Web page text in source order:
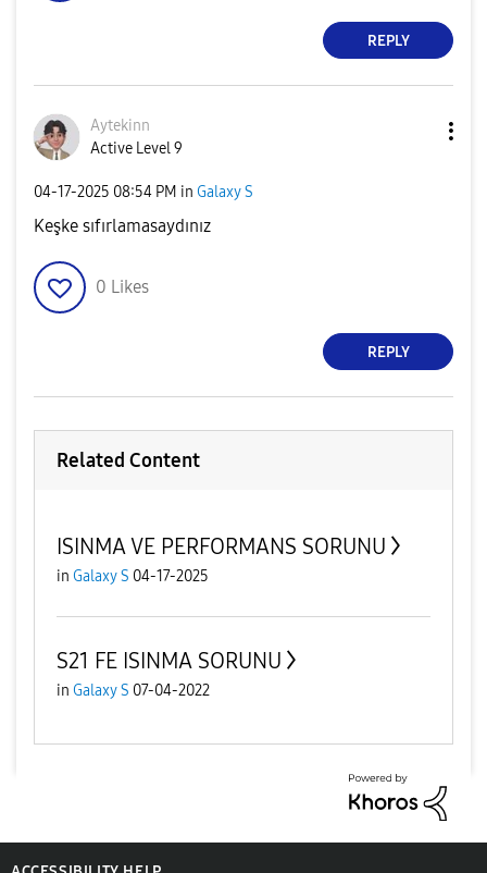
REPLY
Aytekinn
Active Level 9
‎04-17-2025 08:54 PM in Galaxy S
Keşke sıfırlamasaydınız
0 Likes
REPLY
Related Content
ISINMA VE PERFORMANS SORUNU
in Galaxy S 04-17-2025
S21 FE ISINMA SORUNU
in Galaxy S 07-04-2022